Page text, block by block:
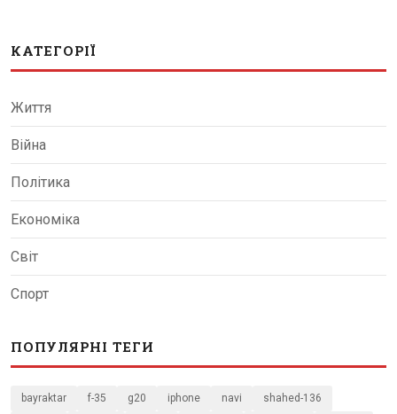
КАТЕГОРІЇ
Життя
Війна
Політика
Економіка
Світ
Спорт
ПОПУЛЯРНІ ТЕГИ
bayraktar f-35 g20 iphone navi shahed-136